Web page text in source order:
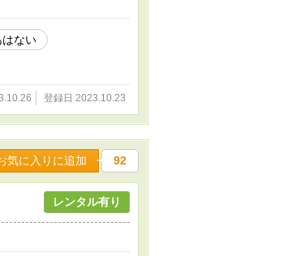
はない
登録日 2023.10.23
気に入りに追加 92
レンタル有り